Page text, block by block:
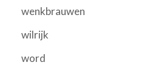
wenkbrauwen
wilrijk
word